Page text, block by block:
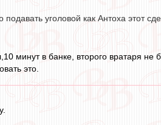
уголовой как Антоха этот
минут в банке, второго вратаря не
это.